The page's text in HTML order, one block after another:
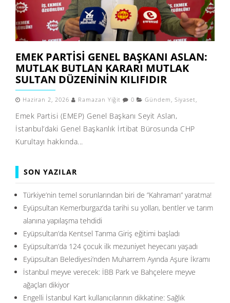
EMEK PARTISI GENEL BAŞKANI ASLAN:
MUTLAK BUTLAN KARARI MUTLAK
SULTAN DÜZENININ KILIFIDIR
Haziran 2, 2026 Ramazan Yiğit 0 Gündem Siyaset
Emek Partisi (EMEP) Genel Başkanı Seyit Aslan,
İstanbul’daki Genel Başkanlık İrtibat Bürosunda CHP
Kurultayı hakkında...
SON YAZILAR
Türkiye’nin temel sorunlarından biri de ”Kahraman” yaratma!
Eyüpsultan Kemerburgaz’da tarihi su yolları, bentler ve tarım
alanına yapılaşma tehdidi
Eyüpsultan’da Kentsel Tarıma Giriş eğitimi başladı
Eyüpsultan’da 124 çocuk ilk mezuniyet heyecanı yaşadı
Eyüpsultan Belediyesi’nden Muharrem Ayında Aşure İkramı
İstanbul meyve verecek: İBB Park ve Bahçelere meyve
ağaçları dikiyor
Engelli İstanbul Kart kullanıcılarının dikkatine: Sağlık